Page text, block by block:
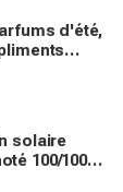
d'été,
solaire
100/100